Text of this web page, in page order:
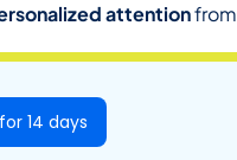
attention
14 days